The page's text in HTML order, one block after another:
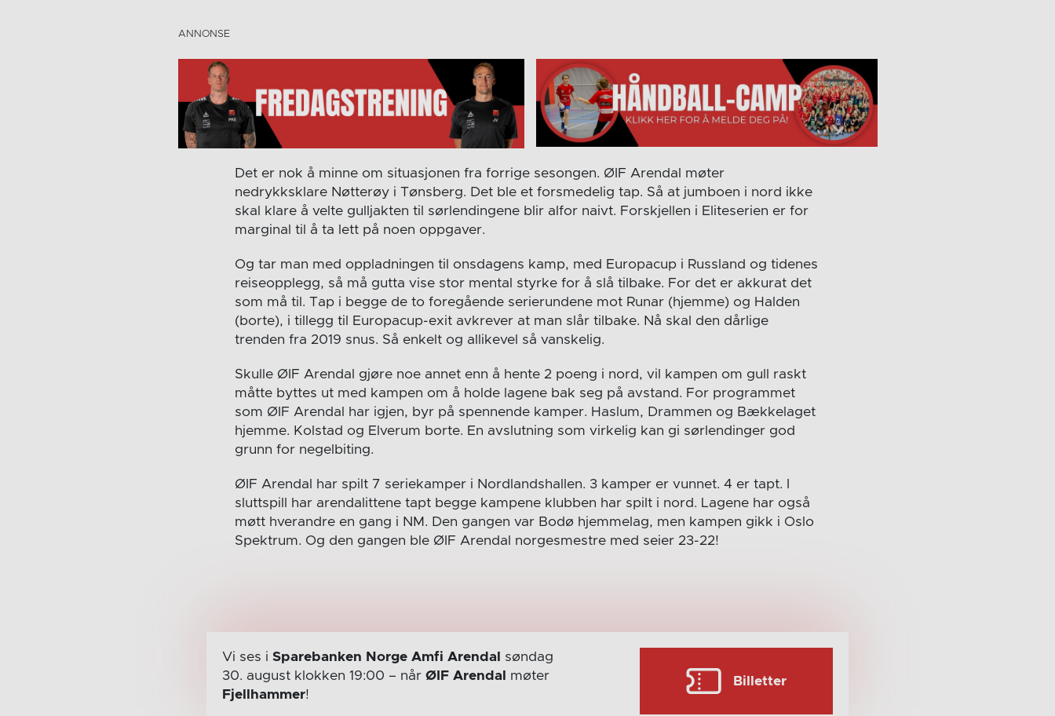
Det er nok å minne om situasjonen fra forrige sesongen. ØIF Arendal møter
nedrykksklare Nøtterøy i Tønsberg. Det ble et forsmedelig tap. Så at jumboen i nord ikke
skal klare å velte gulljakten til sørlendingene blir alfor naivt. Forskjellen i Eliteserien er for
marginal til å ta lett på noen oppgaver.
Og tar man med oppladningen til onsdagens kamp, med Europacup i Russland og tidenes
reiseopplegg, så må gutta vise stor mental styrke for å slå tilbake. For det er akkurat det
som må til. Tap i begge de to foregående serierundene mot Runar (hjemme) og Halden
(borte), i tillegg til Europacup-exit avkrever at man slår tilbake. Nå skal den dårlige
trenden fra 2019 snus. Så enkelt og allikevel så vanskelig.
Skulle ØIF Arendal gjøre noe annet enn å hente 2 poeng i nord, vil kampen om gull raskt
måtte byttes ut med kampen om å holde lagene bak seg på avstand. For programmet
som ØIF Arendal har igjen, byr på spennende kamper. Haslum, Drammen og Bækkelaget
hjemme. Kolstad og Elverum borte. En avslutning som virkelig kan gi sørlendinger god
grunn for negelbiting.
ØIF Arendal har spilt 7 seriekamper i Nordlandshallen. 3 kamper er vunnet. 4 er tapt. I
sluttspill har arendalittene tapt begge kampene klubben har spilt i nord. Lagene har også
møtt hverandre en gang i NM. Den gangen var Bodø hjemmelag, men kampen gikk i Oslo
Spektrum. Og den gangen ble ØIF Arendal norgesmestre med seier 23-22!
Vi ses i Sparebanken Norge Amfi Arendal
søndag
30. august klokken 19:00 – når ØIF Arendal
møter
Fjellhammer!
Billetter